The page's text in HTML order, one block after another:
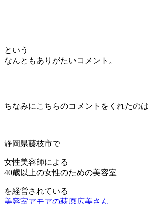
という
なんともありがたいコメント。
ちなみにこちらのコメントをくれたのは
静岡県藤枝市で
女性美容師による
40歳以上の女性のための美容室
を経営されている
美容室アモアの荻原広美さん